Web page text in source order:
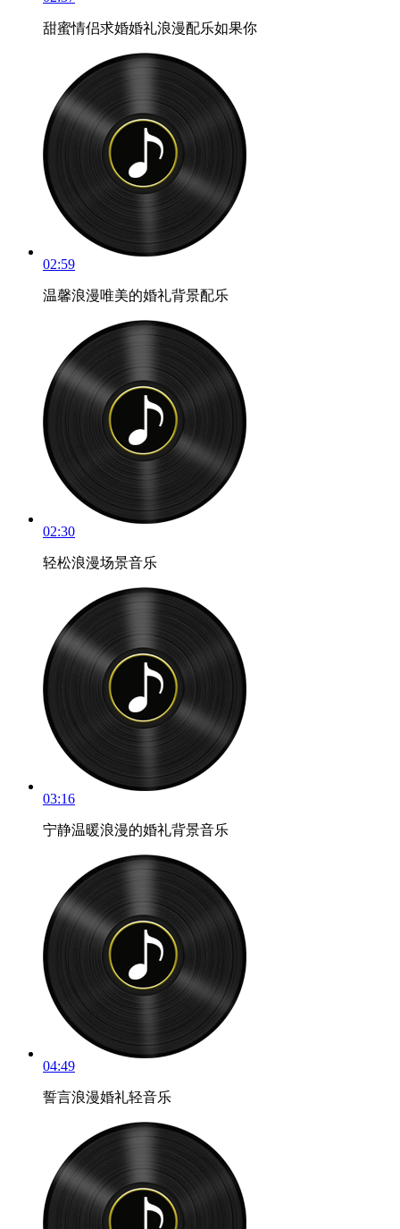
甜蜜情侣求婚婚礼浪漫配乐如果你
02:59
温馨浪漫唯美的婚礼背景配乐
02:30
轻松浪漫场景音乐
03:16
宁静温暖浪漫的婚礼背景音乐
04:49
誓言浪漫婚礼轻音乐